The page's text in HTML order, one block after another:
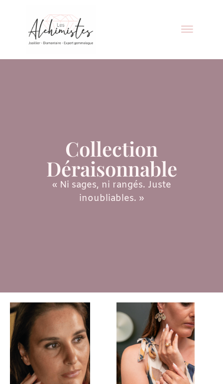
Collection
Déraisonnable
« Ni sages, ni rangés. Juste
inoubliables. »